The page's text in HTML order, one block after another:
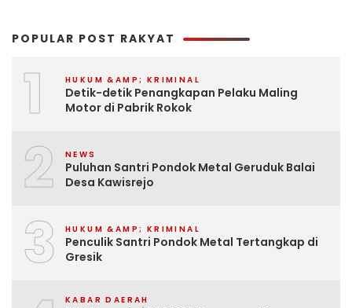
POPULAR POST RAKYAT
1 HUKUM &AMP; KRIMINAL
Detik-detik Penangkapan Pelaku Maling
Motor di Pabrik Rokok
2 NEWS
Puluhan Santri Pondok Metal Geruduk Balai
Desa Kawisrejo
3 HUKUM &AMP; KRIMINAL
Penculik Santri Pondok Metal Tertangkap di
Gresik
KABAR DAERAH